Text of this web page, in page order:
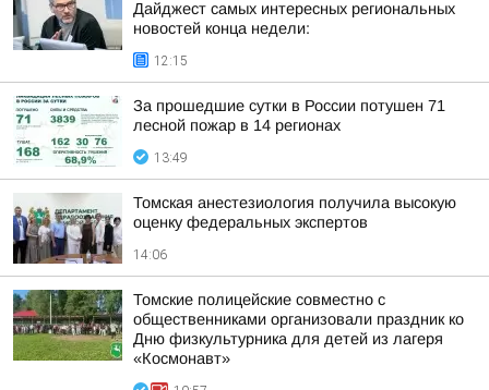
Дайджест самых интересных региональных
новостей конца недели:
12:15
За прошедшие сутки в России потушен 71
лесной пожар в 14 регионах
13:49
Томская анестезиология получила высокую
оценку федеральных экспертов
14:06
Томские полицейские совместно с
общественниками организовали праздник ко
Дню физкультурника для детей из лагеря
«Космонавт»